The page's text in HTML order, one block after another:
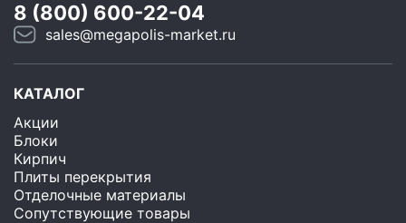
8 (800) 600-22-04
sales@megapolis-market.ru
КАТАЛОГ
Акции
Блоки
Кирпич
Плиты перекрытия
Отделочные материалы
Сопутствующие товары